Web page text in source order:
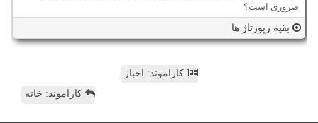
ضروری است؟
بقیه رپورتاژ ها
کاراموند: اخبار
کاراموند: خانه